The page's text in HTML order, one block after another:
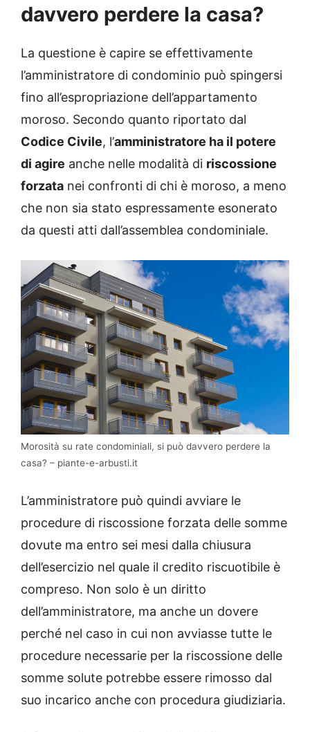
davvero perdere la casa?
La questione è capire se effettivamente
l’amministratore di condominio può spingersi
fino all’espropriazione dell’appartamento
moroso. Secondo quanto riportato dal
Codice Civile, l’amministratore ha il potere
di agire anche nelle modalità di riscossione
forzata nei confronti di chi è moroso, a meno
che non sia stato espressamente esonerato
da questi atti dall’assemblea condominiale.
Morosità su rate condominiali, si può davvero perdere la
casa? – piante-e-arbusti.it
L’amministratore può quindi avviare le
procedure di riscossione forzata delle somme
dovute ma entro sei mesi dalla chiusura
dell’esercizio nel quale il credito riscuotibile è
compreso. Non solo è un diritto
dell’amministratore, ma anche un dovere
perché nel caso in cui non avviasse tutte le
procedure necessarie per la riscossione delle
somme solute potrebbe essere rimosso dal
suo incarico anche con procedura giudiziaria.